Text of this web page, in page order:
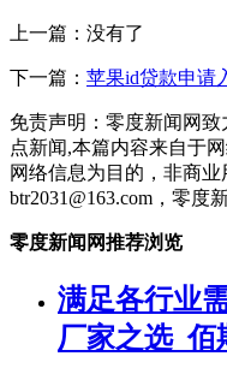
上一篇：没有了
下一篇： 苹果id贷款申请
免责声明：零度新闻网
点新闻,本篇内容来自于
网络信息为目的，非商
btr2031@163.com，零度
零度新闻网推荐浏览
满足各行业
厂家之选_佰